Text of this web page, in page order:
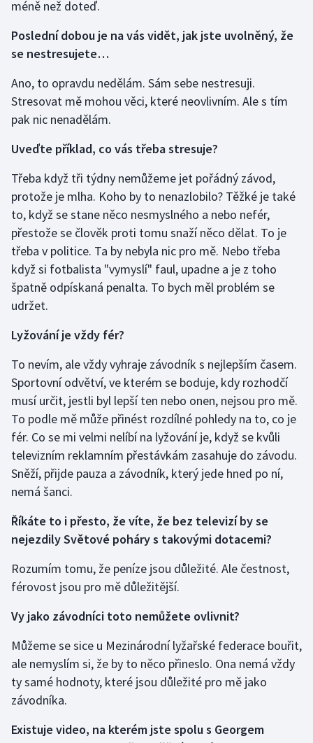
méně než doteď.
Poslední dobou je na vás vidět, jak jste uvolněný, že
se nestresujete…
Ano, to opravdu nedělám. Sám sebe nestresuji.
Stresovat mě mohou věci, které neovlivním. Ale s tím
pak nic nenadělám.
Uveďte příklad, co vás třeba stresuje?
Třeba když tři týdny nemůžeme jet pořádný závod,
protože je mlha. Koho by to nenazlobilo? Těžké je také
to, když se stane něco nesmyslného a nebo nefér,
přestože se člověk proti tomu snaží něco dělat. To je
třeba v politice. Ta by nebyla nic pro mě. Nebo třeba
když si fotbalista "vymyslí" faul, upadne a je z toho
špatně odpískaná penalta. To bych měl problém se
udržet.
Lyžování je vždy fér?
To nevím, ale vždy vyhraje závodník s nejlepším časem.
Sportovní odvětví, ve kterém se boduje, kdy rozhodčí
musí určit, jestli byl lepší ten nebo onen, nejsou pro mě.
To podle mě může přinést rozdílné pohledy na to, co je
fér. Co se mi velmi nelíbí na lyžování je, když se kvůli
televizním reklamním přestávkám zasahuje do závodu.
Sněží, přijde pauza a závodník, který jede hned po ní,
nemá šanci.
Říkáte to i přesto, že víte, že bez televizí by se
nejezdily Světové poháry s takovými dotacemi?
Rozumím tomu, že peníze jsou důležité. Ale čestnost,
férovost jsou pro mě důležitější.
Vy jako závodníci toto nemůžete ovlivnit?
Můžeme se sice u Mezinárodní lyžařské federace bouřit,
ale nemyslím si, že by to něco přineslo. Ona nemá vždy
ty samé hodnoty, které jsou důležité pro mě jako
závodníka.
Existuje video, na kterém jste spolu s Georgem